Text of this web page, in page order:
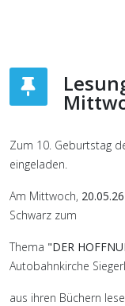
Zum 10. Geburtstag
eingeladen.
Am Mittwoch,
Schwarz zum
Thema "DER
Autobahnkirche
aus ihren Büchern